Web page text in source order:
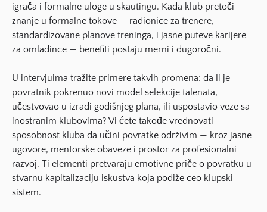
igrača i formalne uloge u skautingu. Kada klub pretoči
znanje u formalne tokove — radionice za trenere,
standardizovane planove treninga, i jasne puteve karijere
za omladince — benefiti postaju merni i dugoročni.
U intervjuima tražite primere takvih promena: da li je
povratnik pokrenuo novi model selekcije talenata,
učestvovao u izradi godišnjeg plana, ili uspostavio veze sa
inostranim klubovima? Vi ćete takođe vrednovati
sposobnost kluba da učini povratke održivim — kroz jasne
ugovore, mentorske obaveze i prostor za profesionalni
razvoj. Ti elementi pretvaraju emotivne priče o povratku u
stvarnu kapitalizaciju iskustva koja podiže ceo klupski
sistem.